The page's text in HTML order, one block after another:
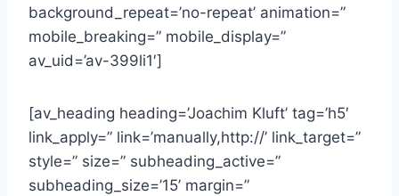
background_repeat=’no-repeat’ animation=”
mobile_breaking=” mobile_display=”
av_uid=’av-399li1′]
[av_heading heading=’Joachim Kluft’ tag=’h5′
link_apply=” link=’manually,http://’ link_target=”
style=” size=” subheading_active=”
subheading_size=’15’ margin=”